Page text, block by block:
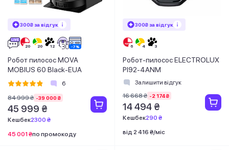
300₴ за відгук
Робот пилосос MOVA
MOBIUS 60 Black-EUA
6
84 999 ₴ -39 000 ₴
45 999 ₴
Кешбек2300 ₴
45 001 ₴по промокоду
300₴ за відгук
Робот-пилосос ELECTROLUX
PI92-4ANM
Залишити відгук
16 668 ₴ -2 174 ₴
14 494 ₴
Кешбек290 ₴
від 2 416 ₴/міс